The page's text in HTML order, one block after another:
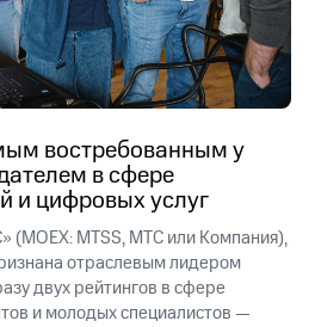
востребованным у
в сфере
и цифровых услуг
MTSS, МТС или Компания),
отраслевым лидером
двух рейтингов в сфере
и молодых специалистов —